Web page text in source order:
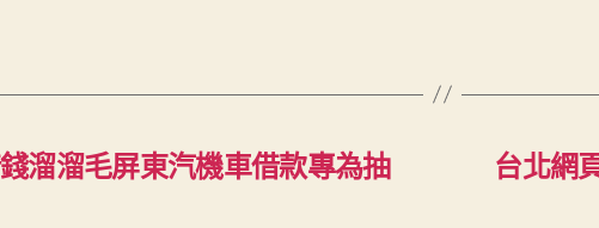
溜溜毛屏東汽機車借款專為抽
台北網